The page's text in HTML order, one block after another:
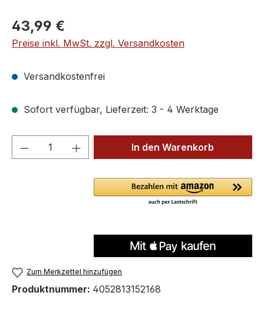
Regulärer Preis:
43,99 €
Preise inkl. MwSt. zzgl. Versandkosten
Versandkostenfrei
Sofort verfügbar, Lieferzeit: 3 - 4 Werktage
Produkt Anzahl: Gib denIn den Warenkorb
Zum Merkzettel hinzufügen
Produktnummer: 4052813152168